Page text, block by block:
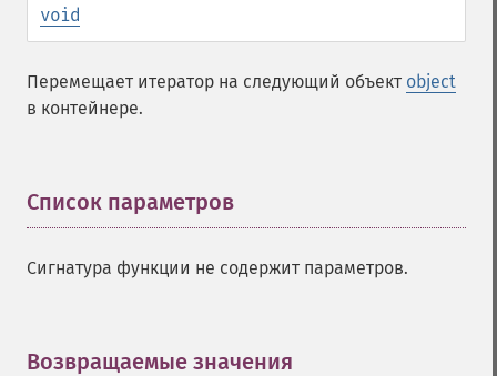
void
Перемещает итератор на следующий объект object
в контейнере.
Список параметров
Сигнатура функции не содержит параметров.
Возвращаемые значения